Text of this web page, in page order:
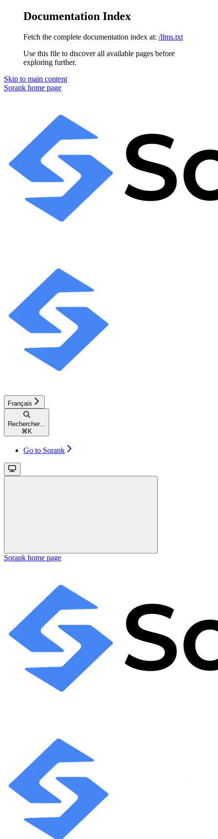
Documentation Index
Fetch the complete documentation index at: /llms.txt
Use this file to discover all available pages before
exploring further.
Skip to main content
Sorank home page
Français
Rechercher...
⌘ K
Go to Sorank
Sorank home page